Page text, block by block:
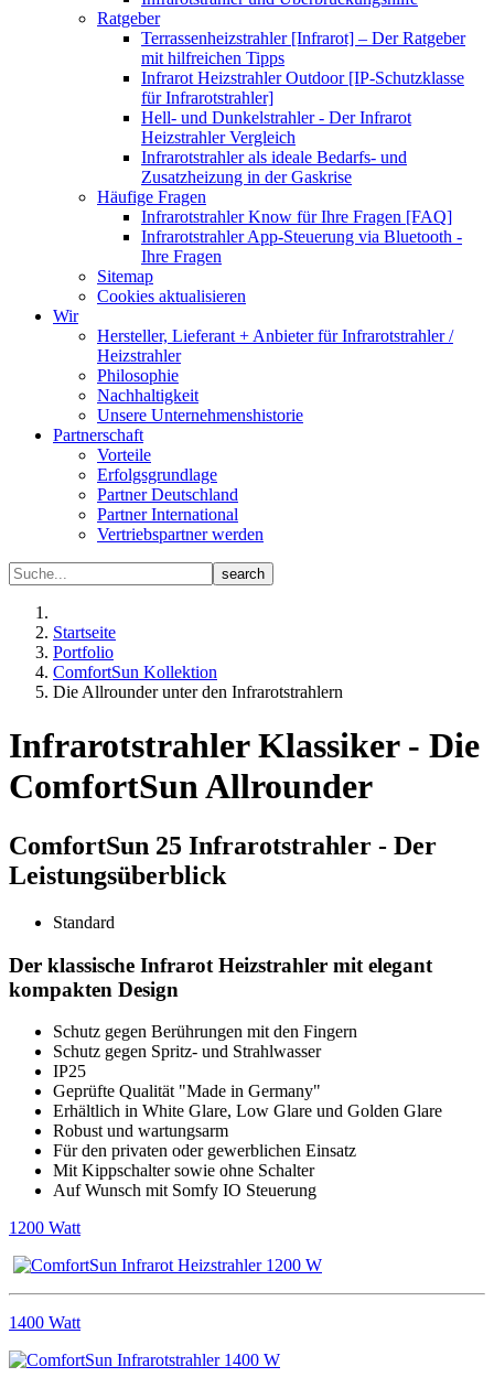
Ratgeber
Terrassenheizstrahler [Infrarot] – Der Ratgeber
mit hilfreichen Tipps
Infrarot Heizstrahler Outdoor [IP-Schutzklasse
für Infrarotstrahler]
Hell- und Dunkelstrahler - Der Infrarot
Heizstrahler Vergleich
Infrarotstrahler als ideale Bedarfs- und
Zusatzheizung in der Gaskrise
Häufige Fragen
Infrarotstrahler Know für Ihre Fragen [FAQ]
Infrarotstrahler App-Steuerung via Bluetooth -
Ihre Fragen
Sitemap
Cookies aktualisieren
Wir
Hersteller, Lieferant + Anbieter für Infrarotstrahler /
Heizstrahler
Philosophie
Nachhaltigkeit
Unsere Unternehmenshistorie
Partnerschaft
Vorteile
Erfolgsgrundlage
Partner Deutschland
Partner International
Vertriebspartner werden
Startseite
Portfolio
ComfortSun Kollektion
Die Allrounder unter den Infrarotstrahlern
Infrarotstrahler Klassiker - Die
ComfortSun Allrounder
ComfortSun 25 Infrarotstrahler - Der
Leistungsüberblick
Standard
Der klassische Infrarot Heizstrahler mit elegant
kompakten Design
Schutz gegen Berührungen mit den Fingern
Schutz gegen Spritz- und Strahlwasser
IP25
Geprüfte Qualität "Made in Germany"
Erhältlich in White Glare, Low Glare und Golden Glare
Robust und wartungsarm
Für den privaten oder gewerblichen Einsatz
Mit Kippschalter sowie ohne Schalter
Auf Wunsch mit Somfy IO Steuerung
1200 Watt
1400 Watt